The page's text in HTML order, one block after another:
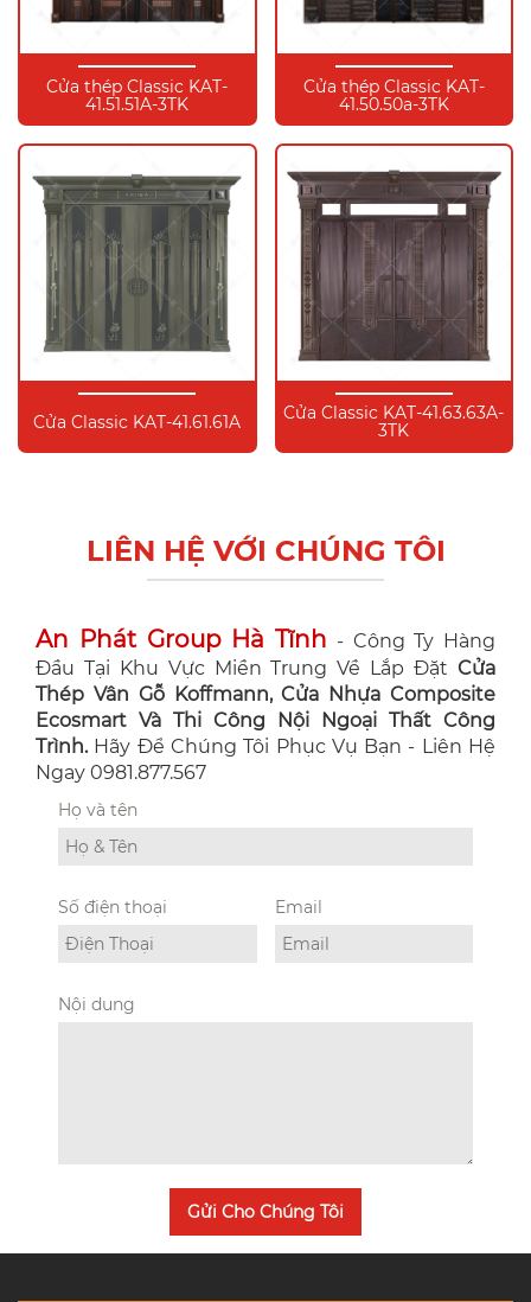
Cửa thép Classic KAT-
41.51.51A-3TK
Cửa thép Classic KAT-
41.50.50a-3TK
Cửa Classic KAT-41.61.61A
Cửa Classic KAT-41.63.63A-
3TK
LIÊN HỆ VỚI CHÚNG TÔI
An Phát Group Hà Tĩnh - Công Ty Hàng
Đầu Tại Khu Vực Miền Trung Về Lắp Đặt Cửa
Thép Vân Gỗ Koffmann, Cửa Nhựa Composite
Ecosmart Và Thi Công Nội Ngoại Thất Công
Trình. Hãy Để Chúng Tôi Phục Vụ Bạn - Liên Hệ
Ngay 0981.877.567
Họ và tên
Số điện thoại Email
Nội dung
Gửi Cho Chúng Tôi